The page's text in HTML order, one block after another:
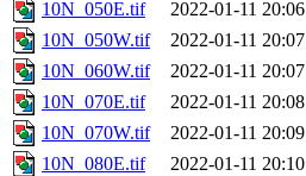
10N_050E.tif
2022-01-11 20:06
10N_050W.tif
2022-01-11 20:07
10N_060W.tif
2022-01-11 20:07
10N_070E.tif
2022-01-11 20:08
10N_070W.tif
2022-01-11 20:09
10N_080E.tif
2022-01-11 20:10